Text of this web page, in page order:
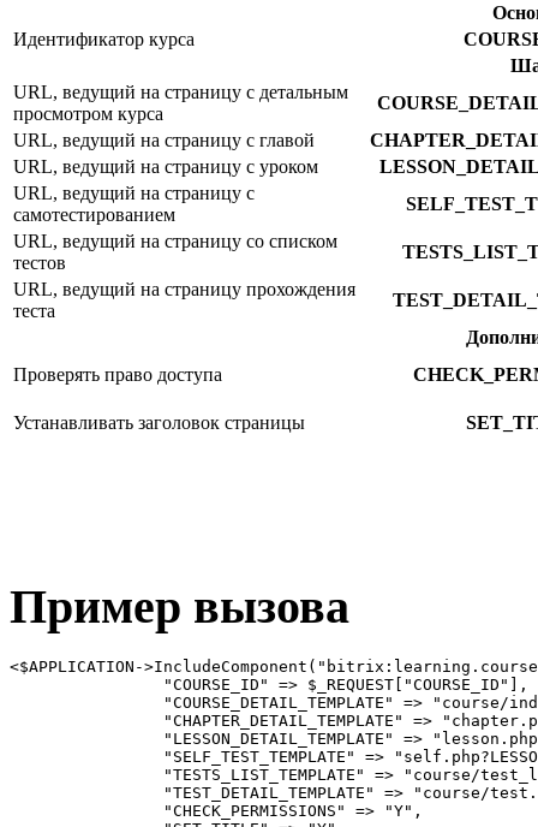
Идентификатор курса
URL, ведущий на страницу с детальным
просмотром курса
URL, ведущий на страницу с главой
URL, ведущий на страницу с уроком
URL, ведущий на страницу с
самотестированием
URL, ведущий на страницу со списком
тестов
URL, ведущий на страницу прохождения
теста
Проверять право доступа
Устанавливать заголовок страницы
Пример вызова
<$APPLICATION-